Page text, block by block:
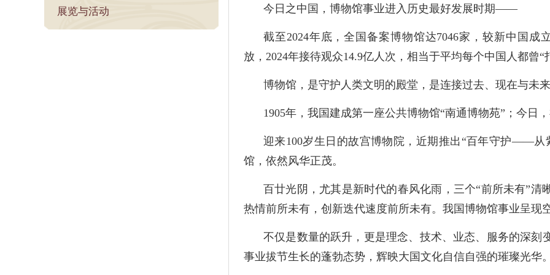
展览与活动 今日之中国，博物馆事业进入历史最好发展时期——
截至2024年底，全国备案博物馆达7046家，较新中国成
放，2024年接待观众14.9亿人次，相当于平均每个中国人都曾“
博物馆，是守护人类文明的殿堂，是连接过去、现在与未
1905年，我国建成第一座公共博物馆“南通博物苑”；今日
迎来100岁生日的故宫博物院，近期推出“百年守护——从
馆，依然风华正茂。
百廿光阴，尤其是新时代的春风化雨，三个“前所未有”
热情前所未有，创新迭代速度前所未有。我国博物馆事业呈现
不仅是数量的跃升，更是理念、技术、业态、服务的深刻
事业拔节生长的蓬勃态势，辉映大国文化自信自强的璀璨光华